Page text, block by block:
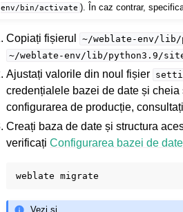
env/bin/activate ). În caz contrar,
Copiați fișierul ~/weblate-env/lib/
~/weblate-env/lib/python3.9/
Ajustați valorile din noul fișier
credențialele bazei de date și
configurarea de producție,
Creați baza de date și structura
verificațiConfigurarea bazei de
weblate
Vezi și